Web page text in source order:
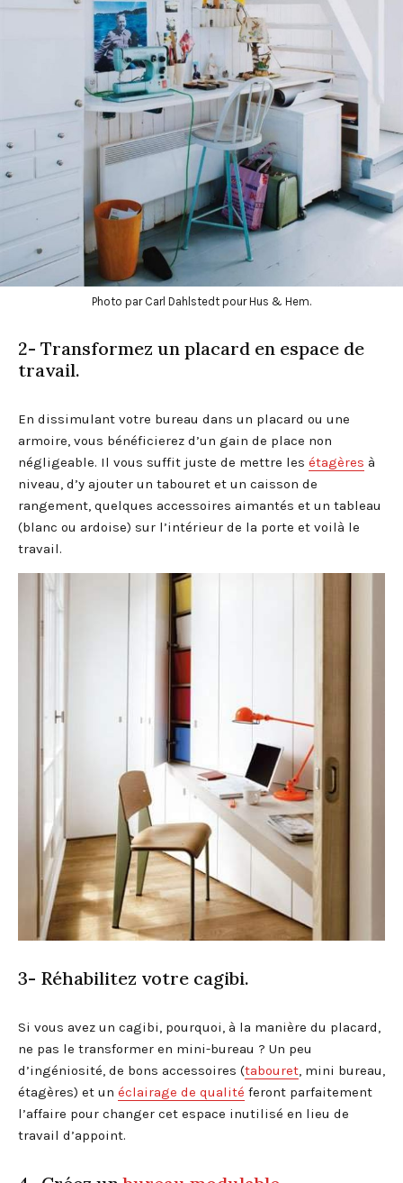
Photo par Carl Dahlstedt pour Hus & Hem.
2- Transformez un placard en espace de
travail.
En dissimulant votre bureau dans un placard ou une
armoire, vous bénéficierez d’un gain de place non
négligeable. Il vous suffit juste de mettre les étagères à
niveau, d’y ajouter un tabouret et un caisson de
rangement, quelques accessoires aimantés et un tableau
(blanc ou ardoise) sur l’intérieur de la porte et voilà le
travail.
3- Réhabilitez votre cagibi.
Si vous avez un cagibi, pourquoi, à la manière du placard,
ne pas le transformer en mini-bureau ? Un peu
d’ingéniosité, de bons accessoires (tabouret, mini bureau,
étagères) et un éclairage de qualité feront parfaitement
l’affaire pour changer cet espace inutilisé en lieu de
travail d’appoint.